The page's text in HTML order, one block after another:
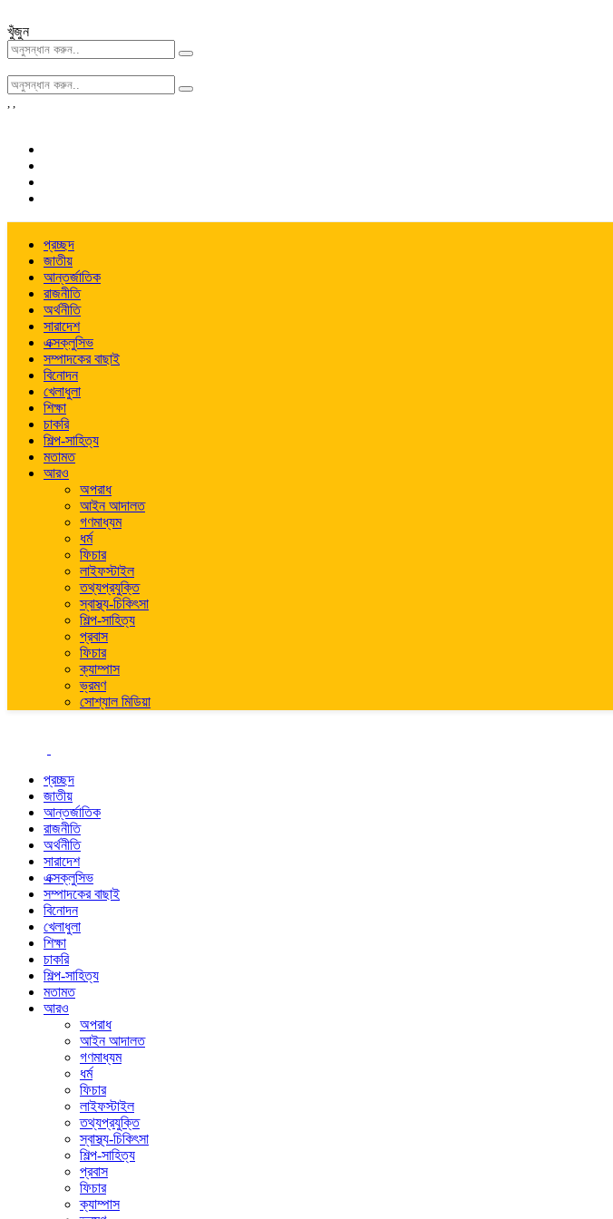
খুঁজুন
, ,
প্রচ্ছদ
জাতীয়
আন্তর্জাতিক
রাজনীতি
অর্থনীতি
সারাদেশ
এক্সক্লুসিভ
সম্পাদকের বাছাই
বিনোদন
খেলাধুলা
শিক্ষা
চাকরি
শিল্প-সাহিত্য
মতামত
আরও
অপরাধ
আইন আদালত
গণমাধ্যম
ধর্ম
ফিচার
লাইফস্টাইল
তথ্যপ্রযুক্তি
স্বাস্থ্য-চিকিৎসা
শিল্প-সাহিত্য
প্রবাস
ফিচার
ক্যাম্পাস
ভ্রমণ
সোশ্যাল মিডিয়া
প্রচ্ছদ
জাতীয়
আন্তর্জাতিক
রাজনীতি
অর্থনীতি
সারাদেশ
এক্সক্লুসিভ
সম্পাদকের বাছাই
বিনোদন
খেলাধুলা
শিক্ষা
চাকরি
শিল্প-সাহিত্য
মতামত
আরও
অপরাধ
আইন আদালত
গণমাধ্যম
ধর্ম
ফিচার
লাইফস্টাইল
তথ্যপ্রযুক্তি
স্বাস্থ্য-চিকিৎসা
শিল্প-সাহিত্য
প্রবাস
ফিচার
ক্যাম্পাস